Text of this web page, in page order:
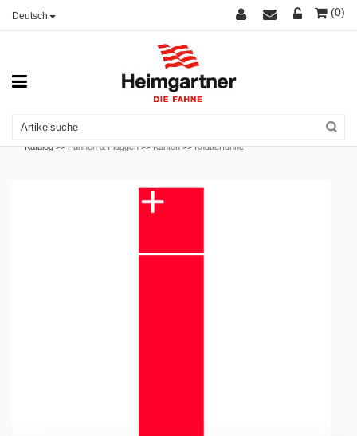
Deutsch (0)
Katalog >>Fahnen & Flaggen >>Kanton >>Knatterfahne